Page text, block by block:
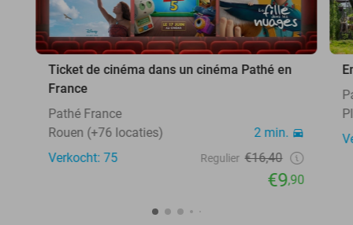
Ticket de cinéma dans un cinéma Pathé en
France
Pathé France
Rouen (+76 locaties)
2 min.
Verkocht: 75
Regulier €16,40
€9,90